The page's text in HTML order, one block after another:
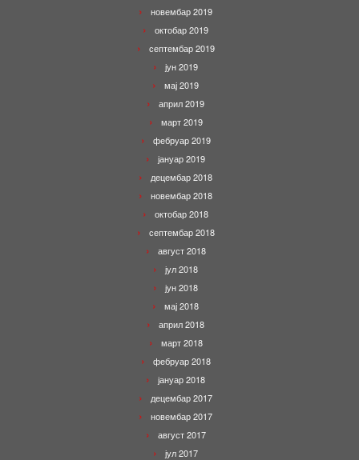
новембар 2019
октобар 2019
септембар 2019
јун 2019
мај 2019
април 2019
март 2019
фебруар 2019
јануар 2019
децембар 2018
новембар 2018
октобар 2018
септембар 2018
август 2018
јул 2018
јун 2018
мај 2018
април 2018
март 2018
фебруар 2018
јануар 2018
децембар 2017
новембар 2017
август 2017
јул 2017